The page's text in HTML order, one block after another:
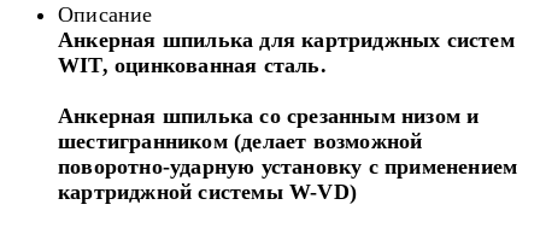
Описание
Анкерная шпилька для картриджных систем
WIT, оцинкованная сталь.
Анкерная шпилька со срезанным низом и
шестигранником (делает возможной
поворотно-ударную установку с применением
картриджной системы W-VD)